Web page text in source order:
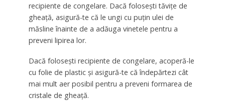
recipiente de congelare. Dacă folosești tăvițe de
gheață, asigură-te că le ungi cu puțin ulei de
măsline înainte de a adăuga vinetele pentru a
preveni lipirea lor.
Dacă folosești recipiente de congelare, acoperă-le
cu folie de plastic și asigură-te că îndepărtezi cât
mai mult aer posibil pentru a preveni formarea de
cristale de gheață.